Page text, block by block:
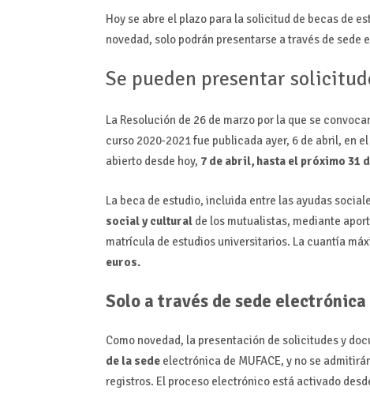
Hoy se abre el plazo para la solicitud de becas de
novedad, solo podrán presentarse a través de sede
Se pueden presentar
La Resolución de 26 de marzo por la que se
curso 2020-2021 fue publicada ayer, 6 de abril, en el
abierto desde hoy, 7 de abril, hasta el próximo 31
La beca de estudio, incluida entre las ayudas
social y cultural de los mutualistas, mediante
matrícula de estudios universitarios. La cuantía
euros.
Solo a través de sede electrónica
Como novedad, la presentación de solicitudes y
de la sede electrónica de MUFACE, y no se
registros. El proceso electrónico está activado